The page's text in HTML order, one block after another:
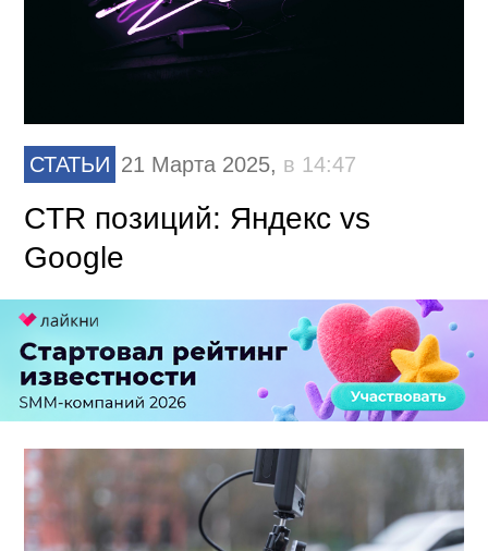
СТАТЬИ 21 Марта 2025, в 14:47
CTR позиций: Яндекс vs
Google